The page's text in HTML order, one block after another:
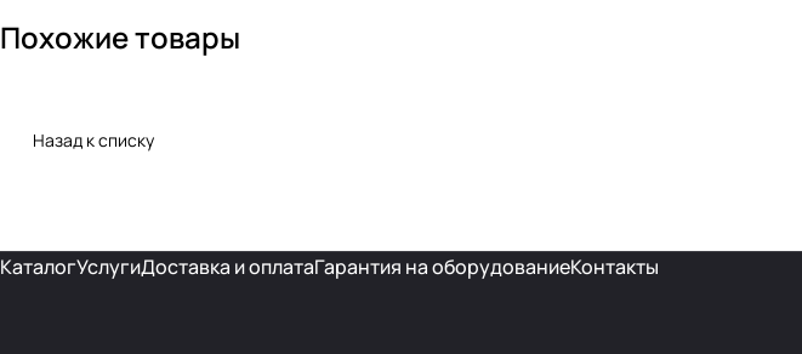
Похожие товары
Назад к списку
КаталогУслугиДоставка и оплатаГарантия на оборудованиеКонтакты